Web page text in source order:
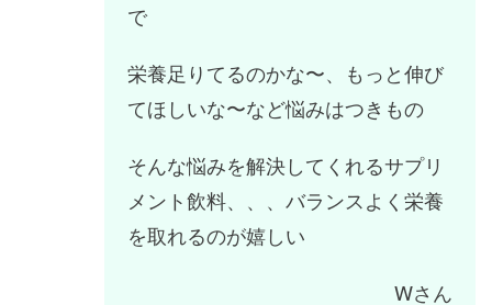
で
栄養足りてるのかな〜、もっと伸び
てほしいな〜など悩みはつきもの
そんな悩みを解決してくれるサプリ
メント飲料、、、バランスよく栄養
を取れるのが嬉しい
Wさん